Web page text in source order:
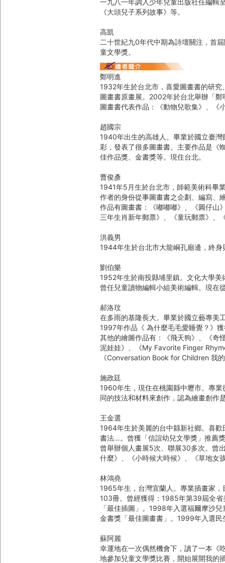
一九八一年調入少年兒童出版社任編輯
《大頭兒子系列故事》等。
高凱
二十世紀九0年代中期為詩壇關注，首
童文學獎。
鄭明進
1932年生於台北市，喜愛圖畫書的研
圖畫書原畫展。2002年於台北舉辦「
圖畫書代表作品：《動物兒歌集》、《
趙國宗
1940年出生的高雄人。畢業於國立臺
彩，發表了很多圖畫書。主要作品是《
佳作品獎、金書獎等。現住台北。
曹俊彥
1941年5月生於台北市，師範美術科畢
作者的身份從事圖畫書之企劃、編寫、
作品有圖畫書：《嘟嘟嘟》、《圓仔山
三年生肖新年郵票》、《童玩郵票》、
洪義男
1944年生於台北市大龍峒孔廟邊，終
劉伯樂
1952年生於南投縣埔里鎮。文化大學美
曾任兒童讀物編輯小組美術編輯。現在
郝洛玟
在多雨的基隆長大。畢業於國立藝專美
1997年作品《 為什麼毛毛愛睡覺？》
其他的繪圖作品有：《飛天狗》、《奇
泥娃娃》、《My Favorite Finger
《Conversation Book for Children 我
施政廷
1960年生，現住在桃園縣中壢市。專
同的技法和材料來創作，認為繪畫創作
王金選
1964年生於美麗的台中縣新社鄉。喜
書法…。曾獲「信誼幼兒文學獎」推薦
曾舉辦個人畫展5次、聯展30多次。曾
什麼》、《小時候大時候》、《草地女
林鴻堯
1965年生，台灣宜蘭人。專業插畫家
103冊。曾經獲得：1985年第39屆全
「最佳插圖」。1998年入選福爾摩沙
金書獎「最佳圖畫書」。1999年入選
蘇阿麗
幸運地在一次偶然機會下，讀了一本《
地參加兒童文學獎比賽，開始展開我的